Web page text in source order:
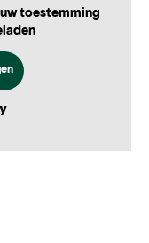
toestemming